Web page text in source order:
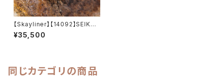
【Skayliner】【14092】SEIKO/
セイコー スカイライナー 21石
Cal.402 キャリバー 機械式 手
¥35,500
同じカテゴリの商品